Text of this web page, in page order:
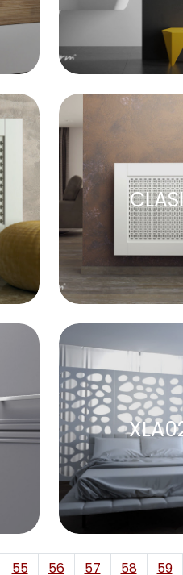
55 56 57 58 59